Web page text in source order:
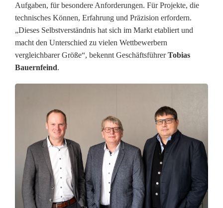
e
t
e
n
Aufgaben, für besondere Anforderungen. Für Projekte, die
technisches Können, Erfahrung und Präzision erfordern.
„Dieses Selbstverständnis hat sich im Markt etabliert und
macht den Unterschied zu vielen Wettbewerbern
vergleichbarer Größe“, bekennt GeschäftsführerTobias
Bauernfeind.